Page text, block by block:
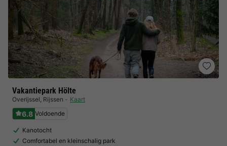
Vakantiepark Hölte
Overijssel, Rijssen Kaart
6.8 Voldoende
Kanotocht
Comfortabel en kleinschalig park